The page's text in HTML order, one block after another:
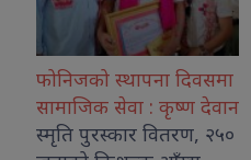
फोनिजको स्थापना दिवसमा
सामाजिक सेवा : कृष्ण देवान
स्मृति पुरस्कार वितरण, २५०